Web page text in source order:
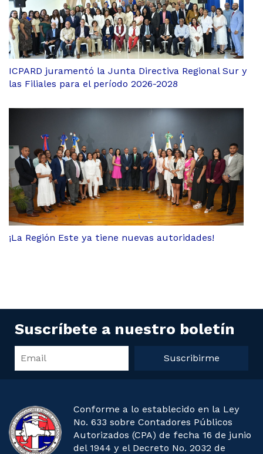
ICPARD juramentó la Junta Directiva Regional Sur y
las Filiales para el período 2026-2028
¡La Región Este ya tiene nuevas autoridades!
Suscríbete a nuestro boletín
Suscribirme
Conforme a lo establecido en la Ley
No. 633 sobre Contadores Públicos
Autorizados (CPA) de fecha 16 de junio
del 1944 y el Decreto No. 2032 de